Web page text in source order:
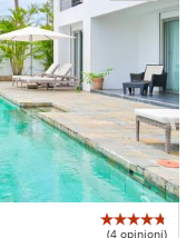
(4 opinioni)